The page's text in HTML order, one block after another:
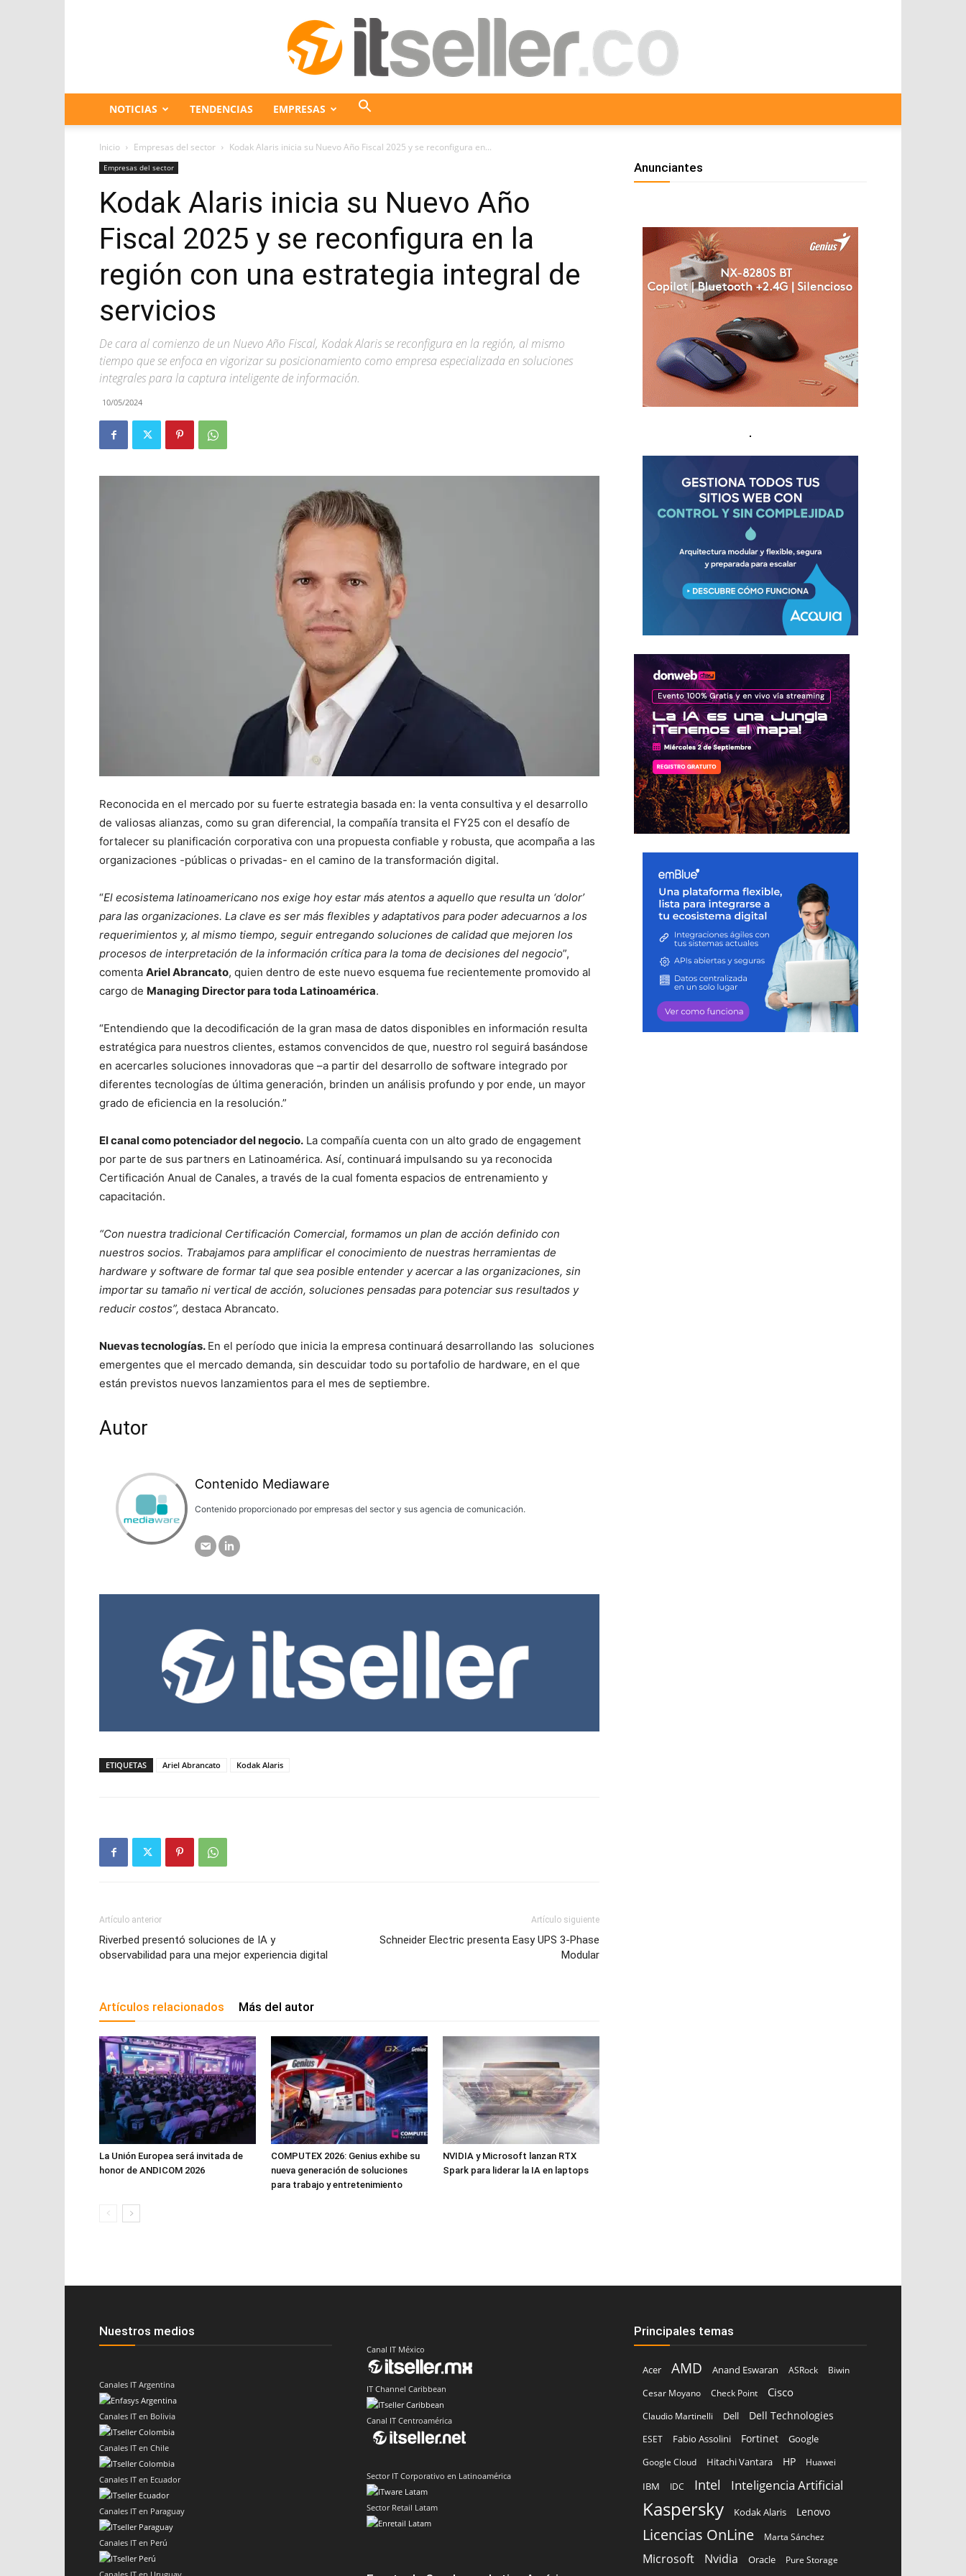
ITseller
Colombia
NOTICIAS TENDENCIAS EMPRESAS
Inicio Empresas del sector Kodak Alaris inicia su Nuevo Año Fiscal 2025 y se reconfigura en...
Empresas del sector
Kodak Alaris inicia su Nuevo Año
Fiscal 2025 y se reconfigura en la
región con una estrategia integral de
servicios
De cara al comienzo de un Nuevo Año Fiscal, Kodak Alaris se reconfigura en la región, al mismo
tiempo que se enfoca en vigorizar su posicionamiento como empresa especializada en soluciones
integrales para la captura inteligente de información.
10/05/2024
Reconocida en el mercado por su fuerte estrategia basada en: la venta consultiva y el desarrollo
de valiosas alianzas, como su gran diferencial, la compañía transita el FY25 con el desafío de
fortalecer su planificación corporativa con una propuesta confiable y robusta, que acompaña a las
organizaciones -públicas o privadas- en el camino de la transformación digital.
“El ecosistema latinoamericano nos exige hoy estar más atentos a aquello que resulta un ‘dolor’
para las organizaciones. La clave es ser más flexibles y adaptativos para poder adecuarnos a los
requerimientos y, al mismo tiempo, seguir entregando soluciones de calidad que mejoren los
procesos de interpretación de la información crítica para la toma de decisiones del negocio”,
comenta Ariel Abrancato, quien dentro de este nuevo esquema fue recientemente promovido al
cargo de Managing Director para toda Latinoamérica.
“Entendiendo que la decodificación de la gran masa de datos disponibles en información resulta
estratégica para nuestros clientes, estamos convencidos de que, nuestro rol seguirá basándose
en acercarles soluciones innovadoras que –a partir del desarrollo de software integrado por
diferentes tecnologías de última generación, brinden un análisis profundo y por ende, un mayor
grado de eficiencia en la resolución.”
El canal como potenciador del negocio. La compañía cuenta con un alto grado de engagement
por parte de sus partners en Latinoamérica. Así, continuará impulsando su ya reconocida
Certificación Anual de Canales, a través de la cual fomenta espacios de entrenamiento y
capacitación.
“Con nuestra tradicional Certificación Comercial, formamos un plan de acción definido con
nuestros socios. Trabajamos para amplificar el conocimiento de nuestras herramientas de
hardware y software de formar tal que sea posible entender y acercar a las organizaciones, sin
importar su tamaño ni vertical de acción, soluciones pensadas para potenciar sus resultados y
reducir costos”, destaca Abrancato.
Nuevas tecnologías. En el período que inicia la empresa continuará desarrollando las soluciones
emergentes que el mercado demanda, sin descuidar todo su portafolio de hardware, en el que
están previstos nuevos lanzamientos para el mes de septiembre.
Autor
Contenido Mediaware
Contenido proporcionado por empresas del sector y sus agencia de comunicación.
ETIQUETAS Ariel Abrancato Kodak Alaris
Artículo anterior
Riverbed presentó soluciones de IA y
observabilidad para una mejor experiencia digital
Artículo siguiente
Schneider Electric presenta Easy UPS 3-Phase
Modular
Artículos relacionados Más del autor
La Unión Europea será invitada de
honor de ANDICOM 2026
COMPUTEX 2026: Genius exhibe su
nueva generación de soluciones
para trabajo y entretenimiento
NVIDIA y Microsoft lanzan RTX
Spark para liderar la IA en laptops
Anunciantes
Nuestros medios
Canales IT Argentina
Canales IT en Bolivia
Canales IT en Chile
Canales IT en Ecuador
Canales IT en Paraguay
Canales IT en Perú
Canal IT México
IT Channel Caribbean
Canal IT Centroamérica
Sector IT Corporativo en Latinoamérica
Sector Retail Latam
Principales temas
Acer AMD Anand Eswaran ASRock
Biwin
Cesar Moyano
Check Point Cisco
Claudio Martinelli Dell Dell Technologies
ESET Fabio Assolini Fortinet
Google
Google Cloud
Hitachi Vantara HP Huawei
IBM IDC Intel Inteligencia Artificial
Kaspersky Kodak Alaris Lenovo
Licencias OnLine Marta Sánchez
Microsoft Nvidia Oracle Pure Storage